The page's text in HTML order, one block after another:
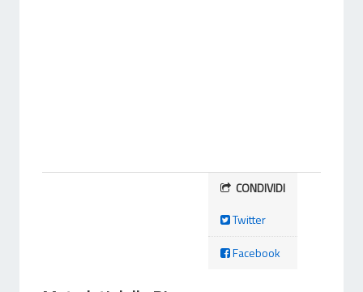
CONDIVIDI
Twitter
Facebook